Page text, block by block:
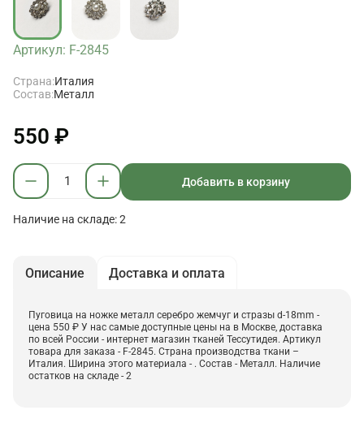
Артикул: F-2845
Страна:Италия
Состав:Металл
550 ₽
Добавить в корзину
Наличие на складе: 2
Описание Доставка и оплата
Пуговица на ножке металл серебро жемчуг и стразы d-18mm -
цена 550 ₽ У нас самые доступные цены на в Москве, доставка
по всей России - интернет магазин тканей Тессутидея. Артикул
товара для заказа - F-2845. Страна производства ткани –
Италия. Ширина этого материала - . Состав - Металл. Наличие
остатков на складе - 2